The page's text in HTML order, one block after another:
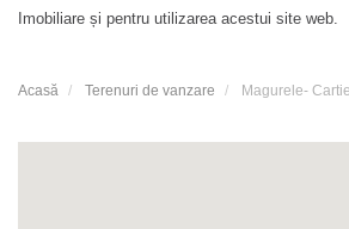
Imobiliare și pentru utilizarea acestui site web.
Acasă Terenuri de vanzare Magurele-